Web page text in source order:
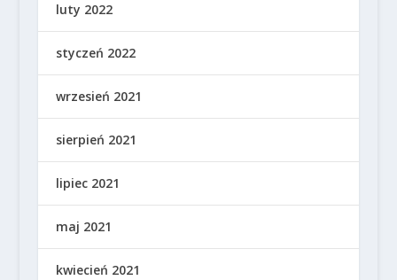
luty 2022
styczeń 2022
wrzesień 2021
sierpień 2021
lipiec 2021
maj 2021
kwiecień 2021